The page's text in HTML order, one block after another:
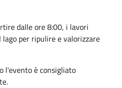
dalle ore 8:00, i lavori
per ripulire e valorizzare
l'evento è consigliato